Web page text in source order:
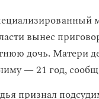
вынес
дочь. Матери
— 21 год,
признал